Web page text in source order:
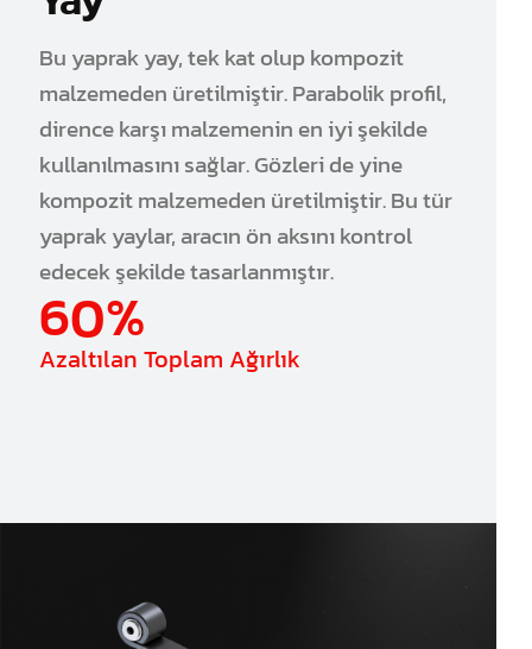
Bu yaprak yay, tek kat olup kompozit
malzemeden üretilmiştir. Parabolik profil,
dirence karşı malzemenin en iyi şekilde
kullanılmasını sağlar. Gözleri de yine
kompozit malzemeden üretilmiştir. Bu tür
yaprak yaylar, aracın ön aksını kontrol
edecek şekilde tasarlanmıştır.
60%
Azaltılan Toplam Ağırlık